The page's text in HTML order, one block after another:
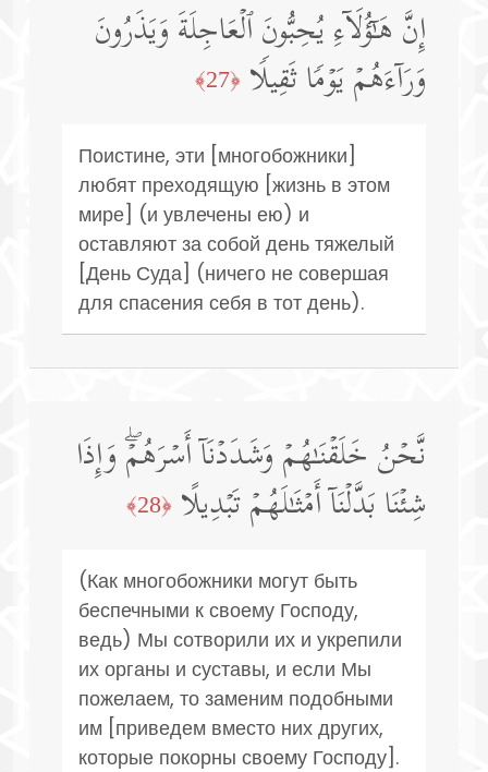
إِنَّ هَـٰۤؤُلَاۤءِ یُحِبُّونَ ٱلۡعَاجِلَةَ وَیَذَرُونَ
وَرَاۤءَهُمۡ یَوۡمࣰا ثَقِیلࣰا ﴿27﴾
Поистине, эти [многобожники]
любят преходящую [жизнь в этом
мире] (и увлечены ею) и
оставляют за собой день тяжелый
[День Суда] (ничего не совершая
для спасения себя в тот день).
نَّحۡنُ خَلَقۡنَـٰهُمۡ وَشَدَدۡنَاۤ أَسۡرَهُمۡۖ وَإِذَا
شِئۡنَا بَدَّلۡنَاۤ أَمۡثَـٰلَهُمۡ تَبۡدِیلًا ﴿28﴾
(Как многобожники могут быть
беспечными к своему Господу,
ведь) Мы сотворили их и укрепили
их органы и суставы, и если Мы
пожелаем, то заменим подобными
им [приведем вместо них других,
которые покорны своему Господу].